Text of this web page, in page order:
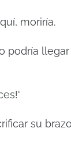
moriría.
podría
su